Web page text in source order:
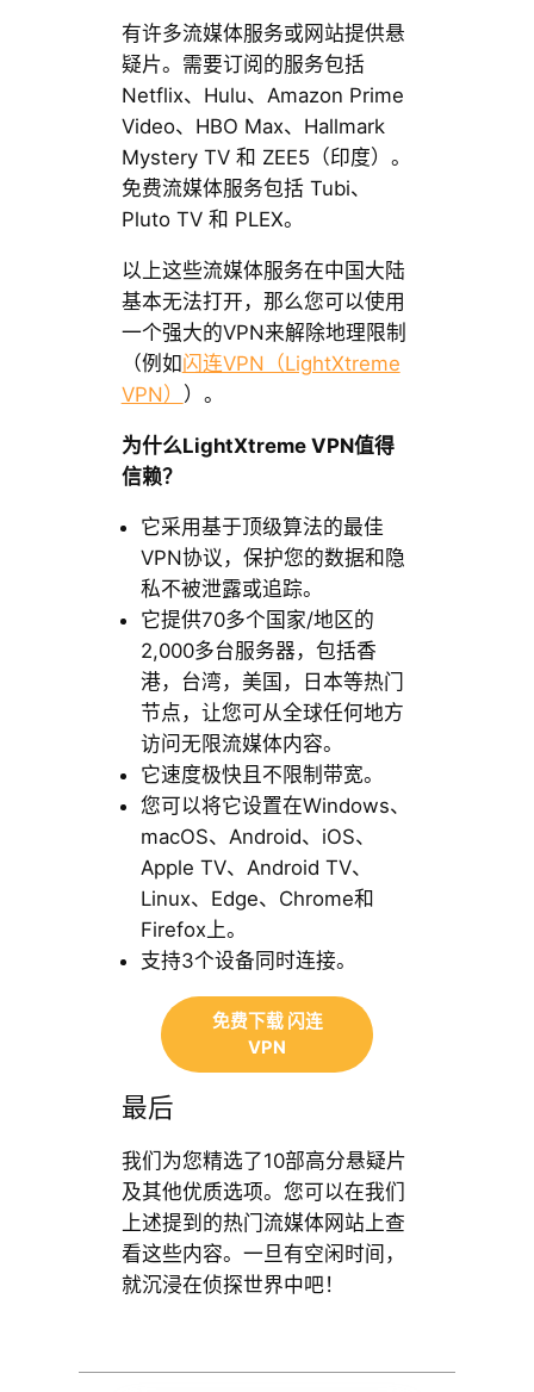
有许多流媒体服务或网站提供悬
疑片。需要订阅的服务包括
Netflix、Hulu、Amazon Prime
Video、HBO Max、Hallmark
Mystery TV 和 ZEE5（印度）。
免费流媒体服务包括 Tubi、
Pluto TV 和 PLEX。
以上这些流媒体服务在中国大陆
基本无法打开，那么您可以使用
一个强大的VPN来解除地理限制
（例如闪连VPN（LightXtreme
VPN） ）。
为什么LightXtreme VPN值得
信赖？
它采用基于顶级算法的最佳
VPN协议，保护您的数据和隐
私不被泄露或追踪。
它提供70多个国家/地区的
2,000多台服务器，包括香
港，台湾，美国，日本等热门
节点，让您可从全球任何地方
访问无限流媒体内容。
它速度极快且不限制带宽。
您可以将它设置在Windows、
macOS、Android、iOS、
Apple TV、Android TV、
Linux、Edge、Chrome和
Firefox上。
支持3个设备同时连接。
免费下载 闪连
VPN
最后
我们为您精选了10部高分悬疑片
及其他优质选项。您可以在我们
上述提到的热门流媒体网站上查
看这些内容。一旦有空闲时间，
就沉浸在侦探世界中吧！